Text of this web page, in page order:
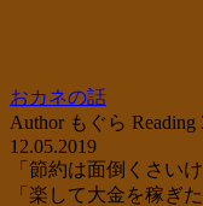
おカネの話
Authorもぐら Reading
12.05.2019
「節約は面倒くさい
「楽して大金を稼ぎ